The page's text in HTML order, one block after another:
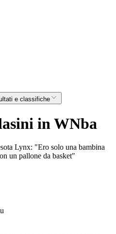
e classifiche
in WNba
Lynx: "Ero solo una bambina
un pallone da basket"